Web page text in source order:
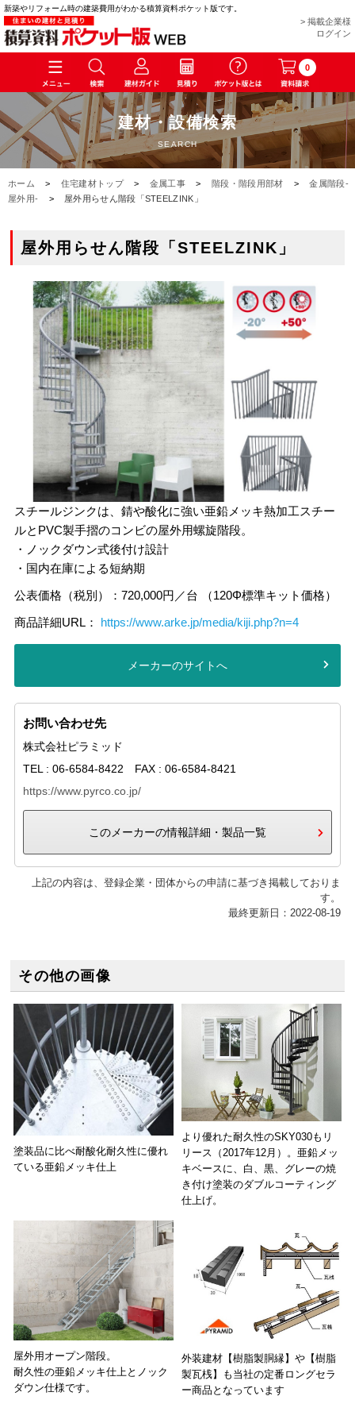
新築やリフォーム時の建築費用がわかる積算資料ポケット版です。
> 掲載企業様
ログイン
0
建材・設備検索
SEARCH
ホーム > 住宅建材トップ > 金属工事 > 階段・階段用部材 >
金属階段-
屋外用-
> 屋外用らせん階段「STEELZINK」
屋外用らせん階段「STEELZINK」
スチールジンクは、錆や酸化に強い亜鉛メッキ熱加工スチー
ルとPVC製手摺のコンビの屋外用螺旋階段。
・ノックダウン式後付け設計
・国内在庫による短納期
公表価格（税別）：720,000円／台 （120Φ標準キット価格）
商品詳細URL： https://www.arke.jp/media/kiji.php?n=4
メーカーのサイトへ
お問い合わせ先
株式会社ピラミッド
TEL : 06-6584-8422 FAX : 06-6584-8421
https://www.pyrco.co.jp/
このメーカーの情報詳細・製品一覧
上記の内容は、登録企業・団体からの申請に基づき掲載しておりま
す。
最終更新日：2022-08-19
その他の画像
塗装品に比べ耐酸化耐久性に優れ
ている亜鉛メッキ仕上
より優れた耐久性のSKY030もリ
リース（2017年12月）。亜鉛メッ
キベースに、白、黒、グレーの焼
き付け塗装のダブルコーティング
仕上げ。
屋外用オープン階段。
耐久性の亜鉛メッキ仕上とノック
ダウン仕様です。
外装建材【樹脂製胴縁】や【樹脂
製瓦桟】も当社の定番ロングセラ
ー商品となっています